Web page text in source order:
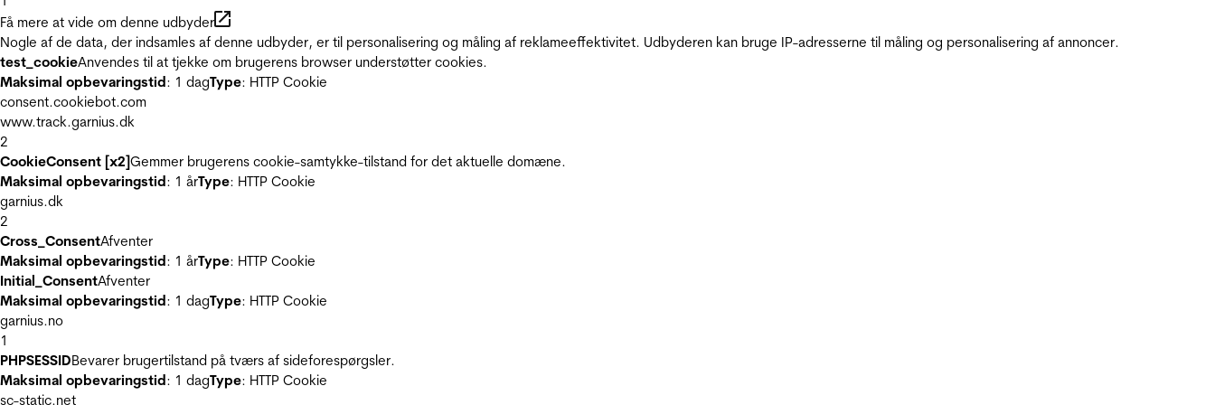
Få mere at vide om denne udbyder
Nogle af de data, der indsamles af denne udbyder, er til personalisering og måling af reklameeffektivitet. Udbyderen kan bruge IP-adresserne til måling og personalisering af annoncer.
test_cookieAnvendes til at tjekke om brugerens browser understøtter cookies.
Maksimal opbevaringstid: 1 dagType: HTTP Cookie
consent.cookiebot.com
www.track.garnius.dk
2
CookieConsent [x2]Gemmer brugerens cookie-samtykke-tilstand for det aktuelle domæne.
Maksimal opbevaringstid: 1 årType: HTTP Cookie
garnius.dk
2
Cross_ConsentAfventer
Maksimal opbevaringstid: 1 årType: HTTP Cookie
Initial_ConsentAfventer
Maksimal opbevaringstid: 1 dagType: HTTP Cookie
garnius.no
1
PHPSESSIDBevarer brugertilstand på tværs af sideforespørgsler.
Maksimal opbevaringstid: 1 dagType: HTTP Cookie
sc-static.net